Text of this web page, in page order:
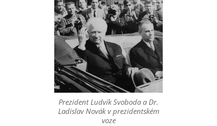
Prezident Ludvík Svoboda a Dr.
Ladislav Novák v prezidentském
voze